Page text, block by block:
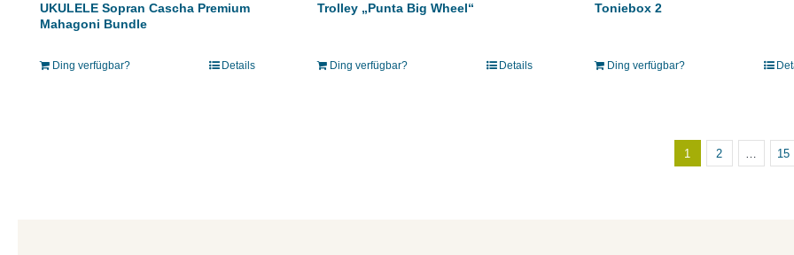
UKULELE Sopran Cascha Premium
Mahagoni Bundle
Ding verfügbar? Details
Trolley „Punta Big Wheel“
Ding verfügbar? Details
Toniebox 2
Ding verfügbar?
1 2 15